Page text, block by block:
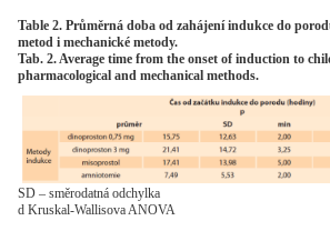
Table 2. Průměrná doba od zahájení indukce do
metod i mechanické metody.
Tab. 2. Average time from the onset of induction to
pharmacological and mechanical methods.
SD – směrodatná odchylka
d Kruskal-Wallisova ANOVA